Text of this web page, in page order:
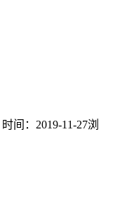
时间：2019-11-27浏